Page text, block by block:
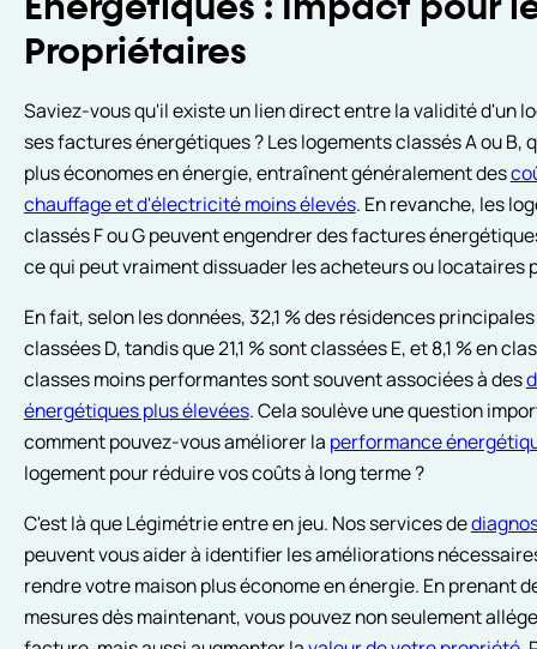
Énergétiques : Impact pour
Propriétaires
Saviez-vous qu'il existe un lien direct entre la validité d'un
ses factures énergétiques ? Les logements classés A ou B,
plus économes en énergie, entraînent généralement des
chauffage et d'électricité moins élevés. En revanche, les
classés F ou G peuvent engendrer des factures
ce qui peut vraiment dissuader les acheteurs ou locataires
En fait, selon les données, 32,1 % des résidences
classées D, tandis que 21,1 % sont classées E, et 8,1 % en
classes moins performantes sont souvent associées à des
énergétiques plus élevées. Cela soulève une question
comment pouvez-vous améliorer la performance
logement pour réduire vos coûts à long terme ?
C'est là que Légimétrie entre en jeu. Nos services de
peuvent vous aider à identifier les améliorations
rendre votre maison plus économe en énergie. En prenant
mesures dès maintenant, vous pouvez non seulement